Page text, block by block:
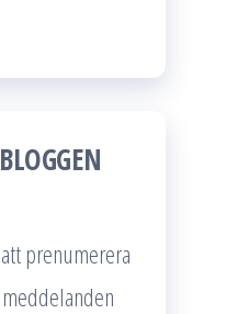
prenumerera